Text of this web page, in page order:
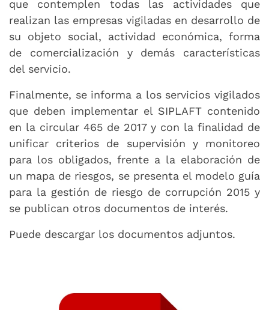
que contemplen todas las actividades que
realizan las empresas vigiladas en desarrollo de
su objeto social, actividad económica, forma
de comercialización y demás características
del servicio.
Finalmente, se informa a los servicios vigilados
que deben implementar el SIPLAFT contenido
en la circular 465 de 2017 y con la finalidad de
unificar criterios de supervisión y monitoreo
para los obligados, frente a la elaboración de
un mapa de riesgos, se presenta el modelo guía
para la gestión de riesgo de corrupción 2015 y
se publican otros documentos de interés.
Puede descargar los documentos adjuntos.